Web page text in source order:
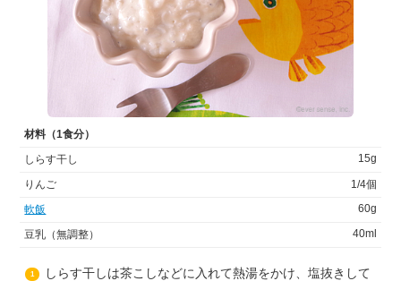
材料（1食分）
しらす干し
15g
りんご
1/4個
軟飯
60g
豆乳（無調整） 40ml
1
しらす干しは茶こしなどに入れて熱湯をかけ、塩抜きして